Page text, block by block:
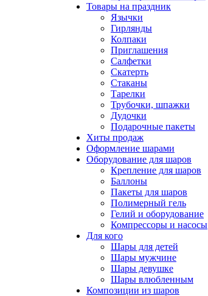
Товары на праздник
Язычки
Гирлянды
Колпаки
Приглашения
Салфетки
Скатерть
Стаканы
Тарелки
Трубочки, шпажки
Дудочки
Подарочные пакеты
Хиты продаж
Оформление шарами
Оборудование для шаров
Крепление для шаров
Баллоны
Пакеты для шаров
Полимерный гель
Гелий и оборудование
Компрессоры и насосы
Для кого
Шары для детей
Шары мужчине
Шары девушке
Шары влюбленным
Композиции из шаров